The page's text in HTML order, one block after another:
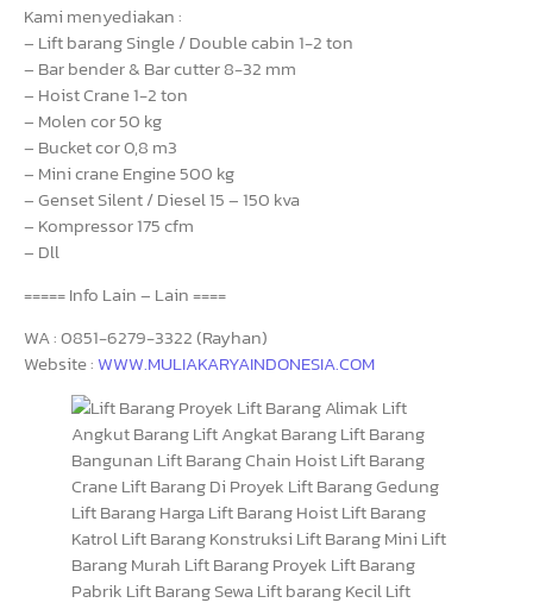
Kami menyediakan :
– Lift barang Single / Double cabin 1-2 ton
– Bar bender & Bar cutter 8-32 mm
– Hoist Crane 1-2 ton
– Molen cor 50 kg
– Bucket cor 0,8 m3
– Mini crane Engine 500 kg
– Genset Silent / Diesel 15 – 150 kva
– Kompressor 175 cfm
– Dll
===== Info Lain – Lain ====
WA : 0851-6279-3322 (Rayhan)
Website : WWW.MULIAKARYAINDONESIA.COM